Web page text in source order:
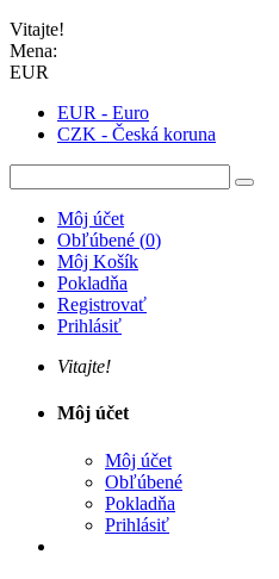
Vitajte!
Mena:
EUR
EUR - Euro
CZK - Česká koruna
Môj účet
Obľúbené (0)
Môj Košík
Pokladňa
Registrovať
Prihlásiť
Vitajte!
Môj účet
Môj účet
Obľúbené
Pokladňa
Prihlásiť